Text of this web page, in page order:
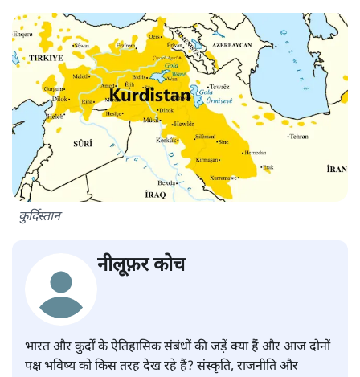
कुर्दिस्तान
नीलूफ़र कोच
भारत और कुर्दों के ऐतिहासिक संबंधों की जड़ें क्या हैं और आज दोनों
पक्ष भविष्य को किस तरह देख रहे हैं? संस्कृति, राजनीति और